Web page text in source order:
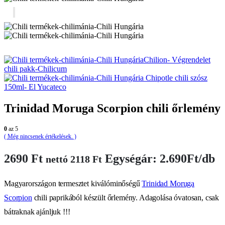
Végrendelet
chili pakk-Chilicum
Chipotle chili szósz
150ml- El Yucateco
Trinidad Moruga Scorpion chili őrlemény
0 az 5
( Még nincsenek értékelések. )
2690 Ft nettó 2118 Ft Egységár: 2.690Ft/db
Magyarországon termesztet kiválóminőségűTrinidad Moruga
Scorpion chili paprikából készült őrlemény. Adagolása óvatosan, csak
bátraknak ajánljuk !!!